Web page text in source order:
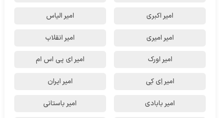
امیر اکبری امیر الیاس
امیر امیری امیر انقلاب
امیر اورک امیر ای پی اس ام
امیر اِی کِی امیر ایران
امیر بابادی امیر باستانی